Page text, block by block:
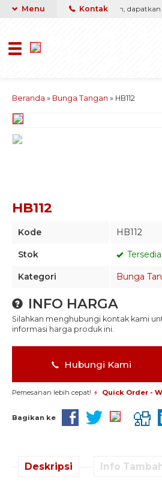
berikan yang terbaik & termurah, dapatkan
Menu Kontak
Beranda » Bunga Tangan » HB112
HB112
Kode HB112
Stok Tersedia
Kategori Bunga
INFO HARGA
Silahkan menghubungi kontak kami
informasi harga produk ini.
Hubungi Kami
Pemesanan lebih cepat! Quick Order -
Bagikan ke
Deskripsi Info